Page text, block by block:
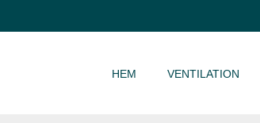
HEM VENTILATION